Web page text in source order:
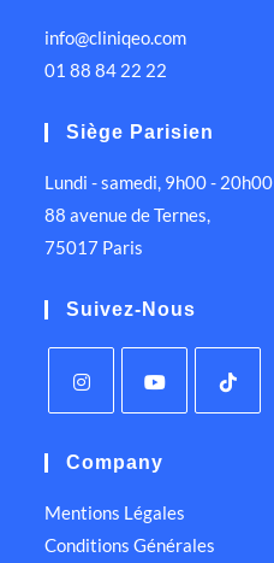
info@cliniqeo.com
01 88 84 22 22
Siège Parisien
Lundi - samedi, 9h00 - 20h00
88 avenue de Ternes,
75017 Paris
Suivez-Nous
Company
Mentions Légales
Conditions Générales